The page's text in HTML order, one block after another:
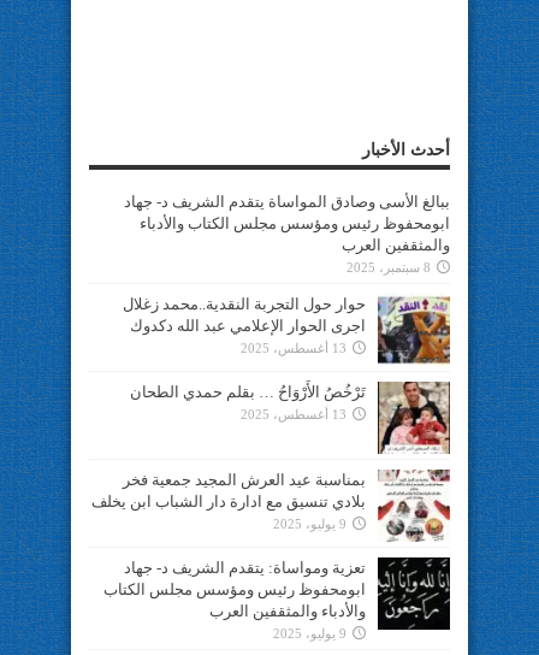
أحدث الأخبار
ببالغ الأسى وصادق المواساة يتقدم الشريف د- جهاد
ابومحفوظ رئيس ومؤسس مجلس الكتاب والأدباء
والمثقفين العرب
8 سبتمبر، 2025
حوار حول التجربة النقدية..محمد زغلال
اجرى الحوار الإعلامي عبد الله دكدوك
13 أغسطس، 2025
تَرْخُصُ الأَرْوَاحُ … بقلم حمدي الطحان
13 أغسطس، 2025
بمناسبة عيد العرش المجيد جمعية فخر
بلادي تنسيق مع ادارة دار الشباب ابن يخلف
9 يوليو، 2025
تعزية ومواساة: يتقدم الشريف د- جهاد
ابومحفوظ رئيس ومؤسس مجلس الكتاب
والأدباء والمثقفين العرب
9 يوليو، 2025